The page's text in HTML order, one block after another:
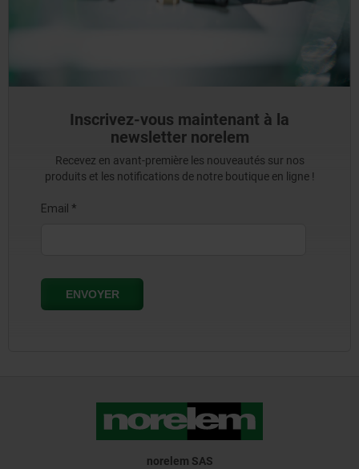
Inscrivez-vous maintenant à la
newsletter norelem
Recevez en avant-première les nouveautés sur nos
produits et les notifications de notre boutique en ligne !
norelem SAS